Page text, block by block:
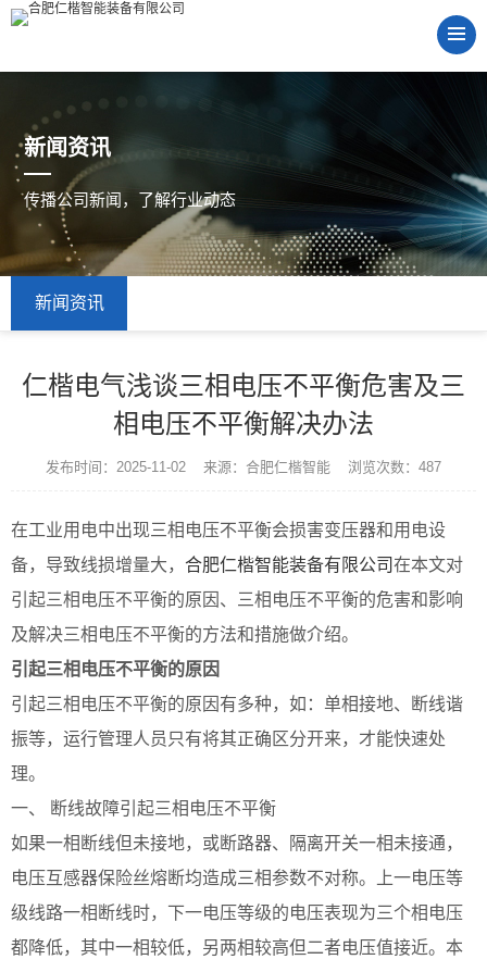
新闻资讯
传播公司新闻，了解行业动态
新闻资讯
仁楷电气浅谈三相电压不平衡危害及三
相电压不平衡解决办法
发布时间：2025-11-02 来源：合肥仁楷智能 浏览次数：487
在工业用电中出现三相电压不平衡会损害变压器和用电设
备，导致线损增量大， 合肥仁楷智能装备有限公司在本文对
引起三相电压不平衡的原因、三相电压不平衡的危害和影响
及解决三相电压不平衡的方法和措施做介绍。
引起三相电压不平衡的原因
引起三相电压不平衡的原因有多种，如：单相接地、断线谐
振等，运行管理人员只有将其正确区分开来，才能快速处
理。
一、 断线故障引起三相电压不平衡
如果一相断线但未接地，或断路器、隔离开关一相未接通，
电压互感器保险丝熔断均造成三相参数不对称。上一电压等
级线路一相断线时，下一电压等级的电压表现为三个相电压
都降低，其中一相较低，另两相较高但二者电压值接近。本